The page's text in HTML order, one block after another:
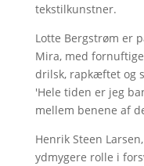
tekstilkunstner.
Lotte Bergstrøm er
Mira, med
drilsk, rapkæftet og
'Hele tiden er jeg
mellem benene af
Henrik Steen
ydmygere rolle i